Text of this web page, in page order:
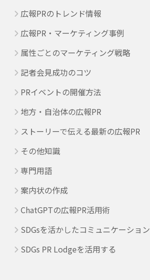
広報PRのトレンド情報
広報PR・マーケティング事例
属性ごとのマーケティング戦略
記者会見成功のコツ
PRイベントの開催方法
地方・自治体の広報PR
ストーリーで伝える最新の広報PR
その他知識
専門用語
案内状の作成
ChatGPTの広報PR活用術
SDGsを活かしたコミュニケーション
SDGs PR Lodgeを活用する